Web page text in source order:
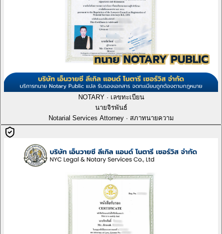
NOTARY · เลขทะเบียน
นายจิรพันธ์
Notarial Services Attorney · สภาทนายความ